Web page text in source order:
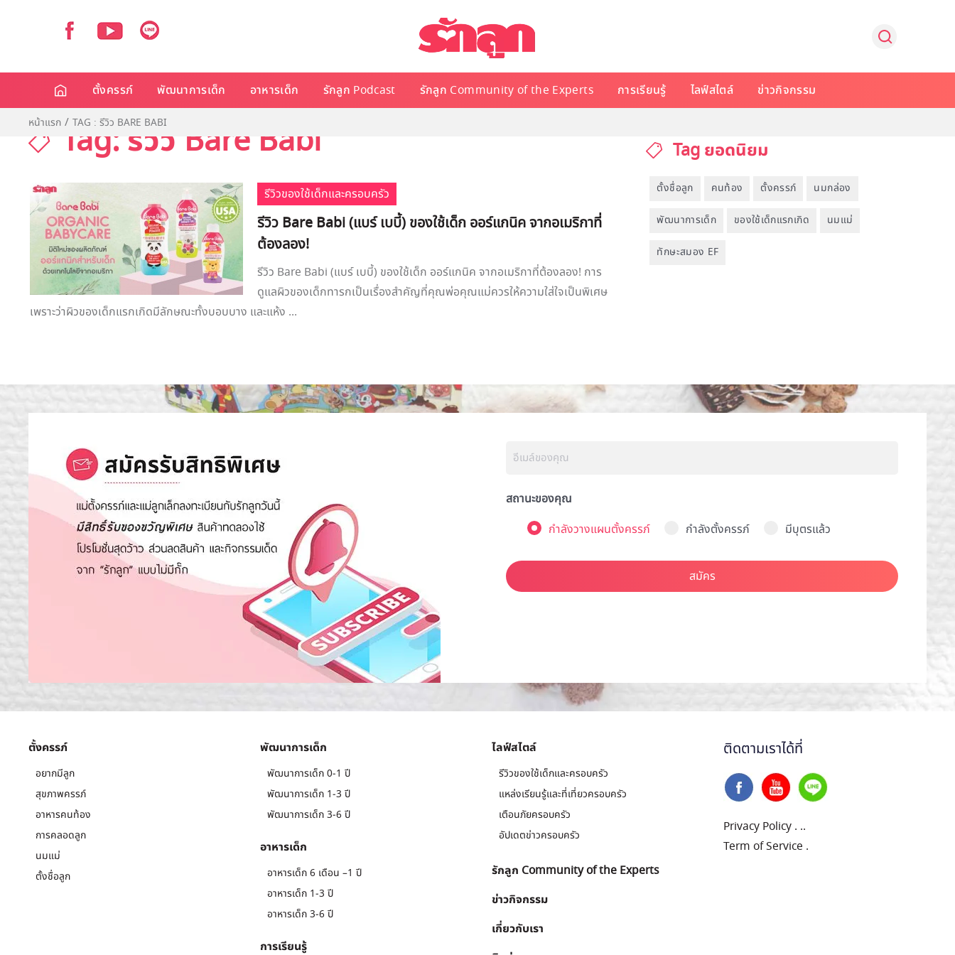
ตั้งครรภ์ พัฒนาการเด็ก อาหารเด็ก รักลูก Podcast รักลูก Community of the Experts การเรียนรู้ ไลฟ์สไตล์ ข่าวกิจกรรม
หน้าแรก TAG : รีวิว BARE BABI
Tag: รีวิว Bare Babi
รีวิวของใช้เด็กและครอบครัว
รีวิว Bare Babi (แบร์ เบบี้) ของใช้เด็ก ออร์แกนิค จากอเมริกาที่
ต้องลอง!
รีวิว Bare Babi (แบร์ เบบี้) ของใช้เด็ก ออร์แกนิค จากอเมริกาที่ต้องลอง! การ
ดูแลผิวของเด็กทารกเป็นเรื่องสำคัญที่คุณพ่อคุณแม่ควรให้ความใส่ใจเป็นพิเศษ
เพราะว่าผิวของเด็กแรกเกิดมีลักษณะทั้งบอบบาง และแห้ง ...
Tag ยอดนิยม
ตั้งชื่อลูก คนท้อง ตั้งครรภ์ นมกล่อง
พัฒนาการเด็ก ของใช้เด็กแรกเกิด นมแม่
ทักษะสมอง EF
สถานะของคุณ
กำลังวางแผนตั้งครรภ์
กำลังตั้งครรภ์ มีบุตรแล้ว
สมัคร
ตั้งครรภ์
อยากมีลูก
สุขภาพครรภ์
อาหารคนท้อง
การคลอดลูก
นมแม่
ตั้งชื่อลูก
พัฒนาการเด็ก
พัฒนาการเด็ก 0-1 ปี
พัฒนาการเด็ก 1-3 ปี
พัฒนาการเด็ก 3-6 ปี
อาหารเด็ก
อาหารเด็ก 6 เดือน –1 ปี
อาหารเด็ก 1-3 ปี
อาหารเด็ก 3-6 ปี
การเรียนรู้
ไลฟ์สไตล์
รีวิวของใช้เด็กและครอบครัว
แหล่งเรียนรู้และที่เที่ยวครอบครัว
เตือนภัยครอบครัว
อัปเดตข่าวครอบครัว
รักลูก Community of the Experts
ข่าวกิจกรรม
เกี่ยวกับเรา
ติดตามเราได้ที่
Privacy Policy . ..
Term of Service .